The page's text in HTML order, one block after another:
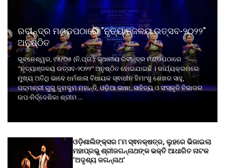
ରବୀନ୍ଦ୍ର ମଣ୍ଡପଠାରେ "ନୃତ୍ୟାଞ୍ଜଳୟ ଉତ୍ସବ-୨୦୨୨"
ଅନୁଷ୍ଠିତ
ଭୁବନେଶ୍ୱର, ୧୫/୦୫ (ନି.ପ୍ର.): ସ୍ଥାନୀୟ ରବୀନ୍ଦ୍ର ମଣ୍ଡପଠାରେ
"ନୃତ୍ୟାଞ୍ଜଳୟ ଉତ୍ସବ-୨୦୨୨" ଅନୁଷ୍ଠିତ ହୋଇଯାଇଛି । କାର୍ଯ୍ୟକ୍ରମରେ
ମୁଖ୍ୟ ଅତିଥି ଭାବେ ଧର୍ମଶାଳା ବିଧାୟକ ସ୍ଵାଧୀନ ହିମାଂଶୁ ଶେଖର ସାହୁ,
ପଦ୍ମଶ୍ରୀ ଗୁରୁ କୁମକୁମ ମହାନ୍ତି, ଓଡ଼ିଆ ଭାଷା, ସାହିତ୍ୟ ଓ ସଂସ୍କୃତି ବିଭାଗର
ଉପ-ନିର୍ଦ୍ଦେଶିକା ଶ୍ରୀମ ...
ଓଡ଼ିଶାଲିଙ୍କ୍ସର ୮ମ ସ୍ଵନକ୍ଷତ୍ର, ଲୁହରେ ଭିଜାଇଲା
ମହାପ୍ରଭୁ ଶ୍ରୀଜଗନ୍ନାଥଙ୍କ ଭକ୍ତି ଆଧାରିତ ନାଟକ
‘ଅଦୃଶ୍ୟ ଜଗନ୍ନାଥ‘